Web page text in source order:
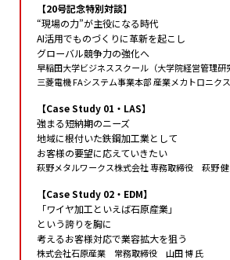
【20号記念特別対談】
“現場の力”が主役になる時代
AI活用でものづくりに革新を起こし
グローバル競争力の強化へ
早稲田大学ビジネススクール（大学院経営管理研
三菱電機 FAシステム事業本部 産業メカトロニク
【Case Study 01・LAS】
強まる短納期のニーズ
地域に根付いた鉄鋼加工業として
お客様の要望に応えていきたい
萩野メタルワークス株式会社 専務取締役 萩野
【Case Study 02・EDM】
「ワイヤ加工といえば石原産業」
という誇りを胸に
考えるお客様対応で業容拡大を狙う
株式会社石原産業 常務取締役 山田 博 氏